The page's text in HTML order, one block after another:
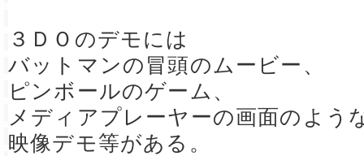
３ＤＯのデモには
バットマンの冒頭のムービー、
ピンボールのゲーム、
メディアプレーヤーの画面のよう
映像デモ等がある。